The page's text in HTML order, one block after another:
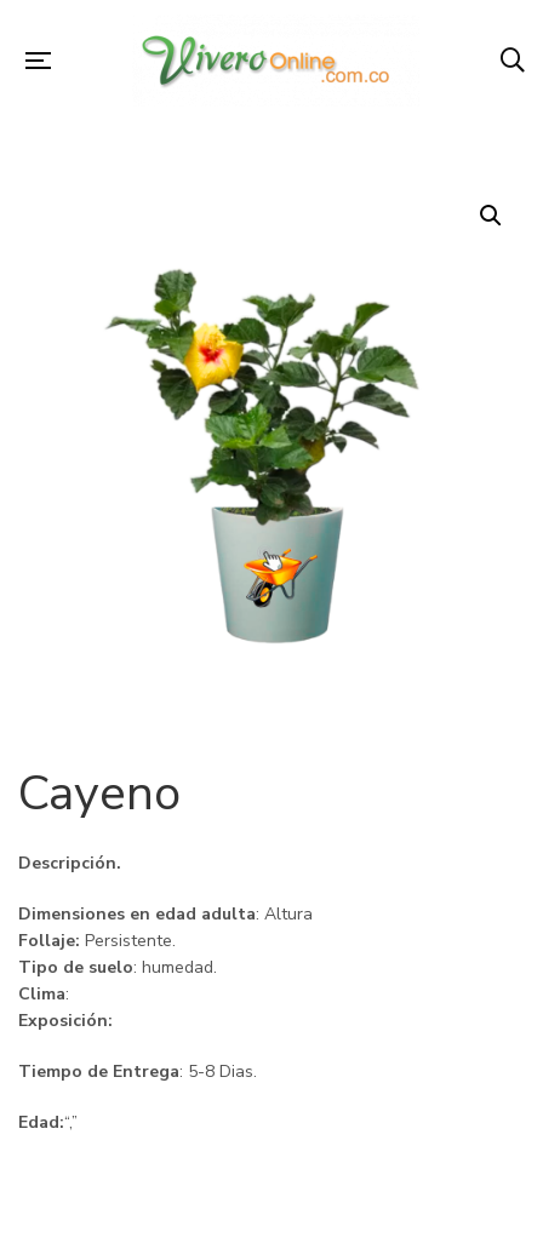
Cayeno
Descripción.
Dimensiones en edad adulta: Altura
Follaje: Persistente.
Tipo de suelo: humedad.
Clima:
Exposición:
Tiempo de Entrega: 5-8 Dias.
Edad:“,”